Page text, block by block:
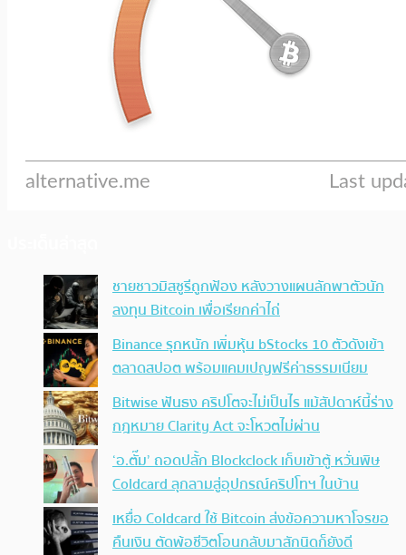
ชายชาวมิสซูรีถูกฟ้อง หลังวางแผนลักพาตัวนัก
ลงทุน Bitcoin เพื่อเรียกค่าไถ่
Binance รุกหนัก เพิ่มหุ้น bStocks 10 ตัวดังเข้า
ตลาดสปอต พร้อมแคมเปญฟรีค่าธรรมเนียม
Bitwise ฟันธง คริปโตจะไม่เป็นไร แม้สัปดาห์นี้ร่าง
กฎหมาย Clarity Act จะโหวตไม่ผ่าน
‘อ.ตั๊ม’ ถอดปลั้ก Blockclock เก็บเข้าตู้ หวั่นพิษ
Coldcard ลุกลามสู่อุปกรณ์คริปโทฯ ในบ้าน
เหยื่อ Coldcard ใช้ Bitcoin ส่งข้อความหาโจรขอ
คืนเงิน ตัดพ้อชีวิตโอนกลับมาสักนิดก็ยังดี